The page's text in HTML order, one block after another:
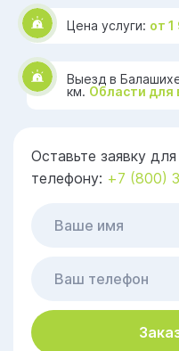
Цена услуги: от
Выезд в
км. Области для
Оставьте заявку
телефону: +7 (800)